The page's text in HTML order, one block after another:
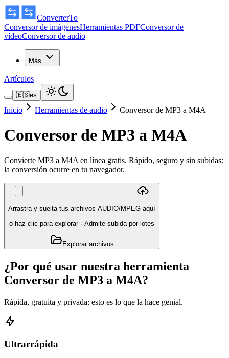
ConverterTo
Conversor de imágenesHerramientas PDFConversor de
vídeoConversor de audio
Más
Artículos
🇪🇸es
Inicio Herramientas de audio Conversor de MP3 a M4A
Conversor de MP3 a M4A
Convierte MP3 a M4A en línea gratis. Rápido, seguro y sin subidas:
la conversión ocurre en tu navegador.
Arrastra y suelta tus archivos AUDIO/MPEG aquí
o haz clic para explorar· Admite subida por lotes
Explorar archivos
¿Por qué usar nuestra herramienta
Conversor de MP3 a M4A?
Rápida, gratuita y privada: esto es lo que la hace genial.
Ultrarrápida